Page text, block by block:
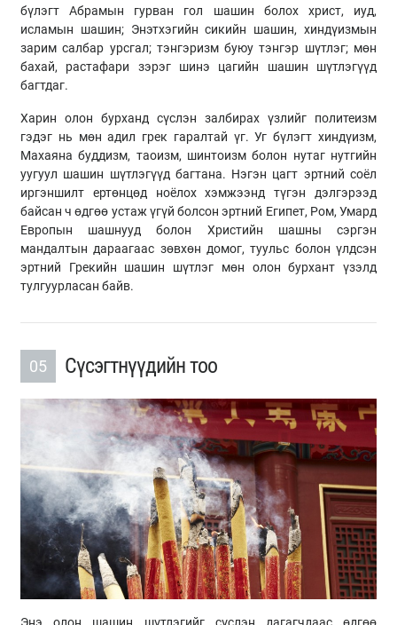
бүлэгт Абрамын гурван гол шашин болох христ, иуд,
исламын шашин; Энэтхэгийн сикийн шашин, хиндүизмын
зарим салбар урсгал; тэнгэризм буюу тэнгэр шүтлэг; мөн
бахай, растафари зэрэг шинэ цагийн шашин шүтлэгүүд
багтдаг.
Харин олон бурханд сүслэн залбирах үзлийг политеизм
гэдэг нь мөн адил грек гаралтай үг. Уг бүлэгт хиндүизм,
Махаяна буддизм, таоизм, шинтоизм болон нутаг нутгийн
уугуул шашин шүтлэгүүд багтана. Нэгэн цагт эртний соёл
иргэншилт ертөнцөд ноёлох хэмжээнд түгэн дэлгэрээд
байсан ч өдгөө устаж үгүй болсон эртний Египет, Ром, Умард
Европын шашнууд болон Христийн шашны сэргэн
мандалтын дараагаас зөвхөн домог, туульс болон үлдсэн
эртний Грекийн шашин шүтлэг мөн олон бурхант үзэлд
тулгуурласан байв.
05 Сүсэгтнүүдийн тоо